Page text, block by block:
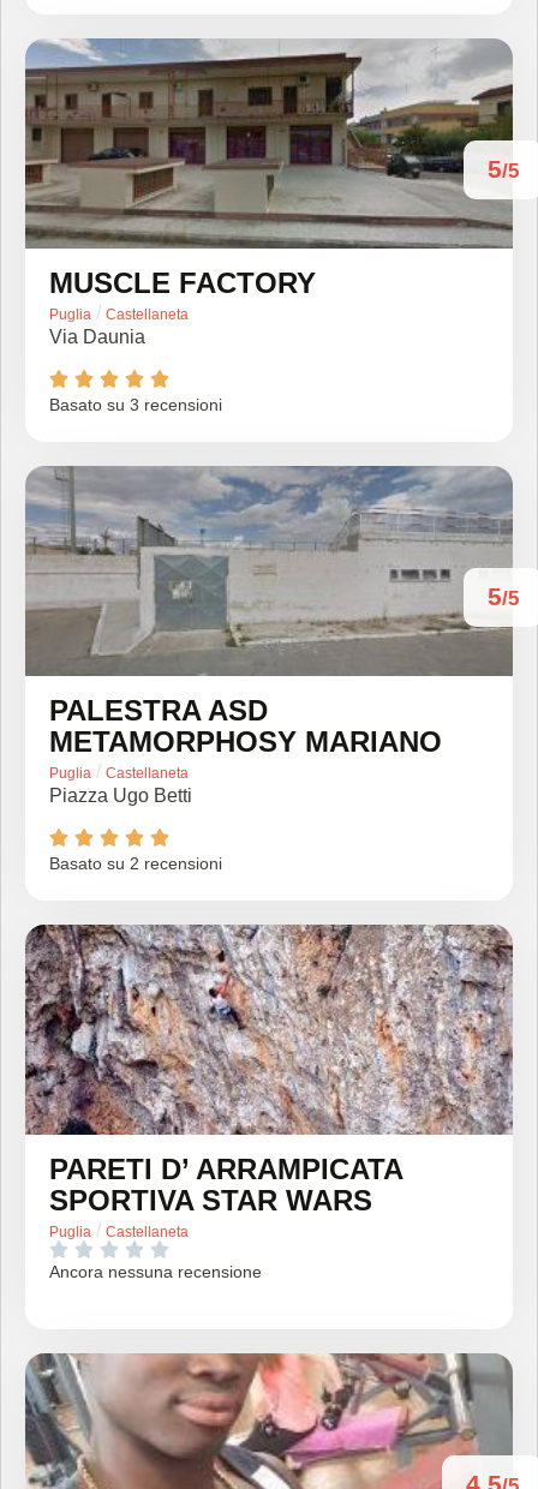
5/5
MUSCLE FACTORY
Puglia / Castellaneta
Via Daunia
    
Basato su 3 recensioni
5/5
PALESTRA ASD
METAMORPHOSY MARIANO
Puglia / Castellaneta
Piazza Ugo Betti
    
Basato su 2 recensioni
PARETI D’ ARRAMPICATA
SPORTIVA STAR WARS
Puglia / Castellaneta
    
Ancora nessuna recensione